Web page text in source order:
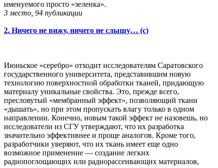
именуемого просто «зеленка».
3 место, 94 публикации
2. Ничего не вижу, ничего не слышу… (с)
Июньское «серебро» отходит исследователям Саратовского
государственного университета, представившим новую
технологию поверхностной обработки тканей, придающую
материалу уникальные свойства. Это, прежде всего,
пресловутый «мембранный эффект», позволяющий ткани
«дышать», но при этом пропускать влагу только в одном
направлении. Конечно, новым такой эффект не назовешь, но
исследователи из СГУ утверждают, что их разработка
значительно эффективнее и проще аналогов. Кроме того,
разработчики уверяют, что их ткань имеет еще одно
возможное применение — создание легких
радиопоглощающих или радиорассеивающих материалов,